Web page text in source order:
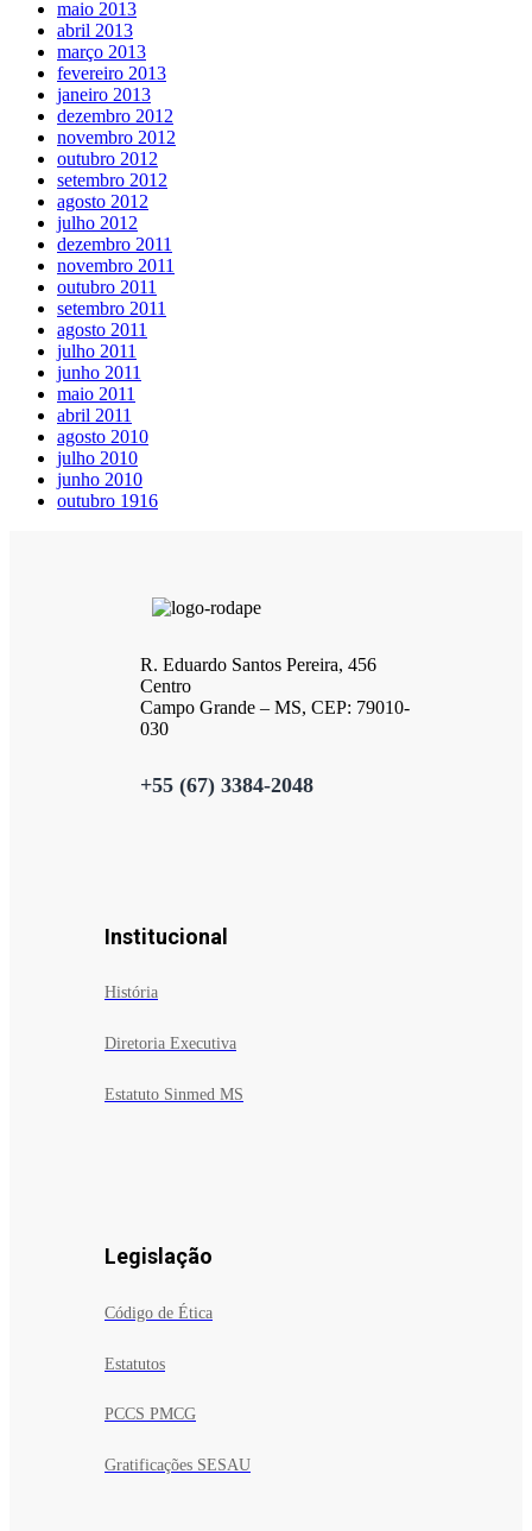
maio 2013
abril 2013
março 2013
fevereiro 2013
janeiro 2013
dezembro 2012
novembro 2012
outubro 2012
setembro 2012
agosto 2012
julho 2012
dezembro 2011
novembro 2011
outubro 2011
setembro 2011
agosto 2011
julho 2011
junho 2011
maio 2011
abril 2011
agosto 2010
julho 2010
junho 2010
outubro 1916
R. Eduardo Santos Pereira, 456
Centro
Campo Grande – MS, CEP: 79010-
030
+55 (67) 3384-2048
Institucional
História
Diretoria Executiva
Estatuto Sinmed MS
Legislação
Código de Ética
Estatutos
PCCS PMCG
Gratificações SESAU